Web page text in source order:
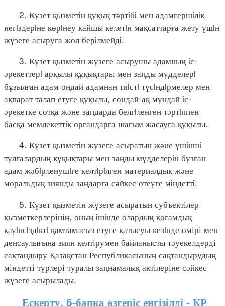
2. Күзет қызметiн құқық тәртiбi мен адамгершiлiк
негiздерiне көрiнеу қайшы келетiн мақсаттарға жету үшiн
жүзеге асыруға жол берiлмейдi.
3. Күзет қызметiн жүзеге асырушы адамның iс-
әрекеттерi арқылы құқықтары мен заңды мүдделерi
бұзылған адам ондай адамнан тиiстi түсiндiрмелер мен
ақпарат талап етуге құқылы, сондай-ақ мұндай iс-
әрекетке сотқа және заңдарда белгiленген тәртiппен
басқа мемлекеттiк органдарға шағым жасауға құқылы.
4. Күзет қызметiн жүзеге асыратын және үшiншi
тұлғалардың құқықтары мен заңды мүдделерiн бұзған
адам жәбiрленушiге келтiрiлген материалдық және
моральдық зиянды заңдарға сәйкес өтеуге мiндеттi.
5. Күзет қызметін жүзеге асыратын субъектілер
қызметкерлерінің, оның iшiнде олардың қоғамдық
қауiпсiздiктi қамтамасыз етуге қатысуы кезiнде өмірі мен
денсаулығына зиян келтірумен байланысты тәуекелдерді
сақтандыру Қазақстан Республикасының сақтандырудың
міндетті түрлері туралы заңнамалық актілеріне сәйкес
жүзеге асырылады.
Ескерту. 6-бапқа өзгеріс енгізілді - ҚР